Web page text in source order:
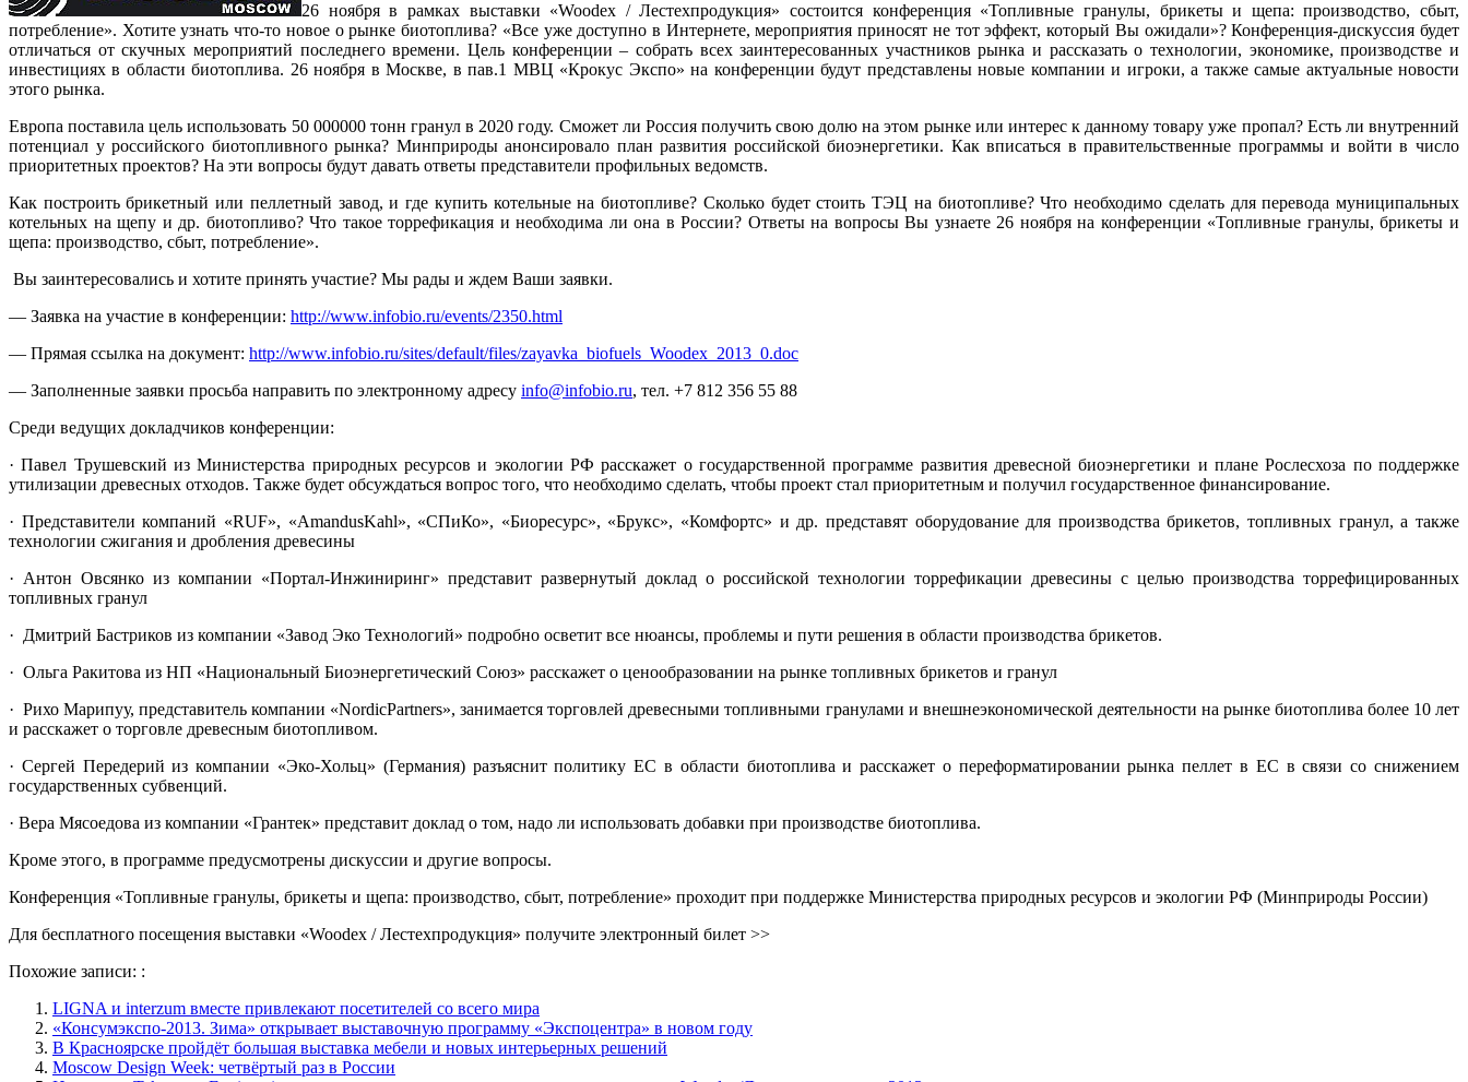
26 ноября в рамках выставки «Woodex / Лестехпродукция» состоится конференция «Топливные гранулы, брикеты и щепа: производство, сбыт,
потребление». Хотите узнать что-то новое о рынке биотоплива? «Все уже доступно в Интернете, мероприятия приносят не тот эффект, который Вы ожидали»? Конференция-дискуссия будет
отличаться от скучных мероприятий последнего времени. Цель конференции – собрать всех заинтересованных участников рынка и рассказать о технологии, экономике, производстве и
инвестициях в области биотоплива. 26 ноября в Москве, в пав.1 МВЦ «Крокус Экспо» на конференции будут представлены новые компании и игроки, а также самые актуальные новости
этого рынка.
Европа поставила цель использовать 50 000000 тонн гранул в 2020 году. Сможет ли Россия получить свою долю на этом рынке или интерес к данному товару уже пропал? Есть ли внутренний
потенциал у российского биотопливного рынка? Минприроды анонсировало план развития российской биоэнергетики. Как вписаться в правительственные программы и войти в число
приоритетных проектов? На эти вопросы будут давать ответы представители профильных ведомств.
Как построить брикетный или пеллетный завод, и где купить котельные на биотопливе? Сколько будет стоить ТЭЦ на биотопливе? Что необходимо сделать для перевода муниципальных
котельных на щепу и др. биотопливо? Что такое торрефикация и необходима ли она в России? Ответы на вопросы Вы узнаете 26 ноября на конференции «Топливные гранулы, брикеты и
щепа: производство, сбыт, потребление».
Вы заинтересовались и хотите принять участие? Мы рады и ждем Ваши заявки.
— Заявка на участие в конференции: http://www.infobio.ru/events/2350.html
— Прямая ссылка на документ: http://www.infobio.ru/sites/default/files/zayavka_biofuels_Woodex_2013_0.doc
— Заполненные заявки просьба направить по электронному адресу info@infobio.ru, тел. +7 812 356 55 88
Среди ведущих докладчиков конференции:
· Павел Трушевский из Министерства природных ресурсов и экологии РФ расскажет о государственной программе развития древесной биоэнергетики и плане Рослесхоза по поддержке
утилизации древесных отходов. Также будет обсуждаться вопрос того, что необходимо сделать, чтобы проект стал приоритетным и получил государственное финансирование.
· Представители компаний «RUF», «AmandusKahl», «СПиКо», «Биоресурс», «Брукс», «Комфортс» и др. представят оборудование для производства брикетов, топливных гранул, а также
технологии сжигания и дробления древесины
· Антон Овсянко из компании «Портал-Инжиниринг» представит развернутый доклад о российской технологии торрефикации древесины с целью производства торрефицированных
топливных гранул
· Дмитрий Бастриков из компании «Завод Эко Технологий» подробно осветит все нюансы, проблемы и пути решения в области производства брикетов.
· Ольга Ракитова из НП «Национальный Биоэнергетический Союз» расскажет о ценообразовании на рынке топливных брикетов и гранул
· Рихо Марипуу, представитель компании «NordicPаrtners», занимается торговлей древесными топливными гранулами и внешнеэкономической деятельности на рынке биотоплива более 10 лет
и расскажет о торговле древесным биотопливом.
· Сергей Передерий из компании «Эко-Хольц» (Германия) разъяснит политику ЕС в области биотоплива и расскажет о переформатировании рынка пеллет в ЕС в связи со снижением
государственных субвенций.
· Вера Мясоедова из компании «Грантек» представит доклад о том, надо ли использовать добавки при производстве биотоплива.
Кроме этого, в программе предусмотрены дискуссии и другие вопросы.
Конференция «Топливные гранулы, брикеты и щепа: производство, сбыт, потребление» проходит при поддержке Министерства природных ресурсов и экологии РФ (Минприроды России)
Для бесплатного посещения выставки «Woodex / Лестехпродукция» получите электронный билет >>
Похожие записи: :
LIGNA и interzum вместе привлекают посетителей со всего мира
«Консумэкспо-2013. Зима» открывает выставочную программу «Экспоцентра» в новом году
В Красноярске пройдёт большая выставка мебели и новых интерьерных решений
Moscow Design Week: четвёртый раз в России